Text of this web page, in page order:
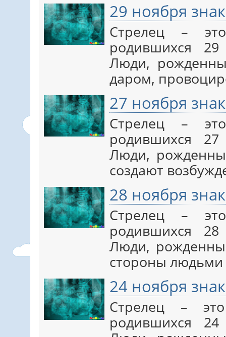
29 ноября
Стрелец –
родившихся 29
Люди,
даром,
27 ноября
Стрелец –
родившихся 27
Люди,
создают
28 ноября
Стрелец –
родившихся 28
Люди,
стороны
24 ноября
Стрелец –
родившихся 24